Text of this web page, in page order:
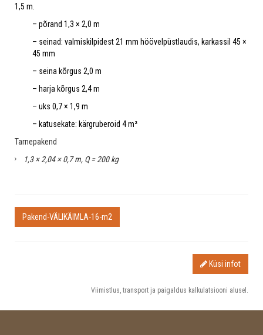
1,5 m.
– põrand 1,3 × 2,0 m
– seinad: valmiskilpidest 21 mm höövelpüstlaudis, karkassil 45 ×
45 mm
– seina kõrgus 2,0 m
– harja kõrgus 2,4 m
– uks 0,7 × 1,9 m
– katusekate: kärgruberoid 4 m²
Tarnepakend
1,3 × 2,04 × 0,7 m, Q = 200 kg
Pakend-VÄLIKÄIMLA-16-m2
Küsi infot
Viimistlus, transport ja paigaldus kalkulatsiooni alusel.